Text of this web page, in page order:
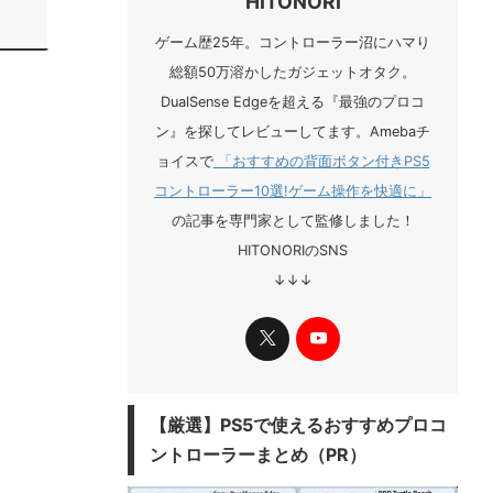
ゲーム歴25年。コントローラー沼にハマり
総額50万溶かしたガジェットオタク。
DualSense Edgeを超える『最強のプロコ
ン』を探してレビューしてます。Amebaチ
ョイスで「おすすめの背面ボタン付きPS5
コントローラー10選!ゲーム操作を快適に」
の記事を専門家として監修しました！
HITONORIのSNS
↓↓↓
​【厳選】PS5で使えるおすすめプロコ
ントローラーまとめ（PR）